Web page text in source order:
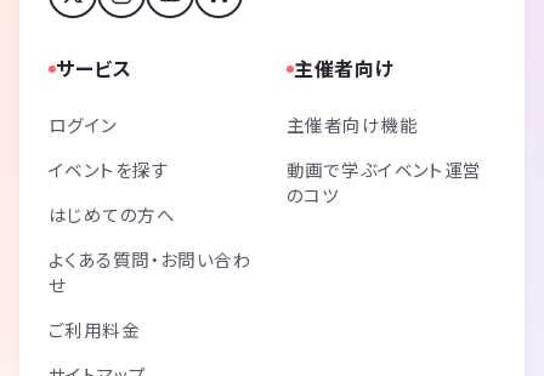
サービス
ログイン
イベントを探す
はじめての方へ
よくある質問・お問い合わ
せ
ご利用料金
主催者向け
主催者向け機能
動画で学ぶイベント運営
のコツ